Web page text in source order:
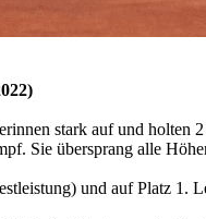
stark auf und holten
Sie übersprang alle
und auf Platz